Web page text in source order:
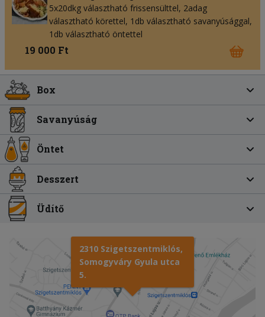
5x20dkg választható frissensülttel, 2adag
választható körettel, 1db választható savanyúsággal,
1db választható öntettel
19 000 Ft
Box
Savanyúság
Öntet
Desszert
Üdítő
2310 Szigetszentmiklós,
Somogyváry Gyula utca
5.